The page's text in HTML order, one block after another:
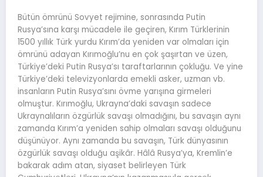
Bütün ömrünü Sovyet rejimine, sonrasında Putin
Rusya’sına karşı mücadele ile geçiren, Kırım Türklerinin
1500 yıllık Türk yurdu Kırım’da yeniden var olmaları için
ömrünü adayan Kırımoğlu’nu en çok şaşırtan ve üzen,
Türkiye’deki Putin Rusya’sı taraftarlarının çokluğu. Ve yine
Türkiye’deki televizyonlarda emekli asker, uzman vb.
insanların Putin Rusya’sını övme yarışına girmeleri
olmuştur. Kırımoğlu, Ukrayna’daki savaşın sadece
Ukraynalıların özgürlük savaşı olmadığını, bu savaşın aynı
zamanda Kırım’a yeniden sahip olmaları savaşı olduğunu
düşünüyor. Aynı zamanda bu savaşın, Türk dünyasının
özgürlük savaşı olduğu aşikâr. Hâlâ Rusya’ya, Kremlin’e
bakarak adım atan, siyaset belirleyen Türk